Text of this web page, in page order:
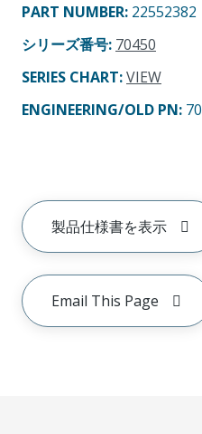
PART NUMBER: 22552382
シリーズ番号: 70450
SERIES CHART:VIEW
ENGINEERING/OLD PN:
製品仕様書を表示
Email This Page